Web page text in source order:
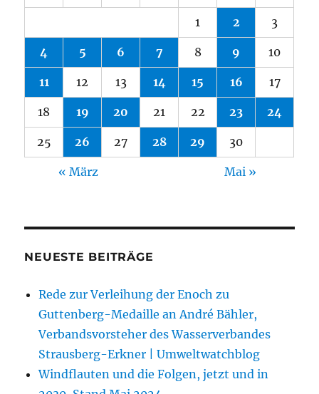
1 2 3
4 5 6 7 8 9 10
11 12 13 14 15 16 17
18 19 20 21 22 23 24
25 26 27 28 29 30
« März Mai »
NEUESTE BEITRÄGE
Rede zur Verleihung der Enoch zu
Guttenberg-Medaille an André Bähler,
Verbandsvorsteher des Wasserverbandes
Strausberg-Erkner | Umweltwatchblog
Windflauten und die Folgen, jetzt und in